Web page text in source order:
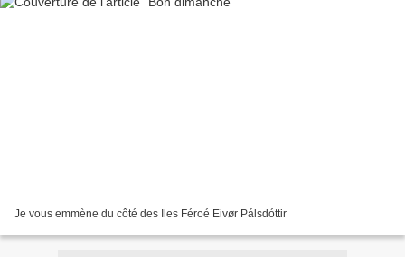
Je vous emmène du côté des Iles Féroé Eivør Pálsdóttir